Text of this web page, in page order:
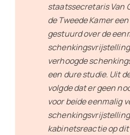
staatssecretaris Van
de Tweede Kamer
gestuurd over de
verhoogde
een dure studie. Uit
volgde dat er geen
voor beide eenmalig
kabinetsreactie op